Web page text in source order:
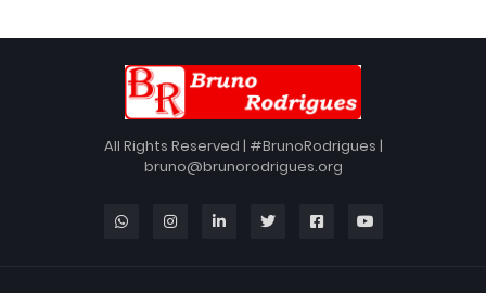
All Rights Reserved | #BrunoRodrigues |
bruno@brunorodrigues.org